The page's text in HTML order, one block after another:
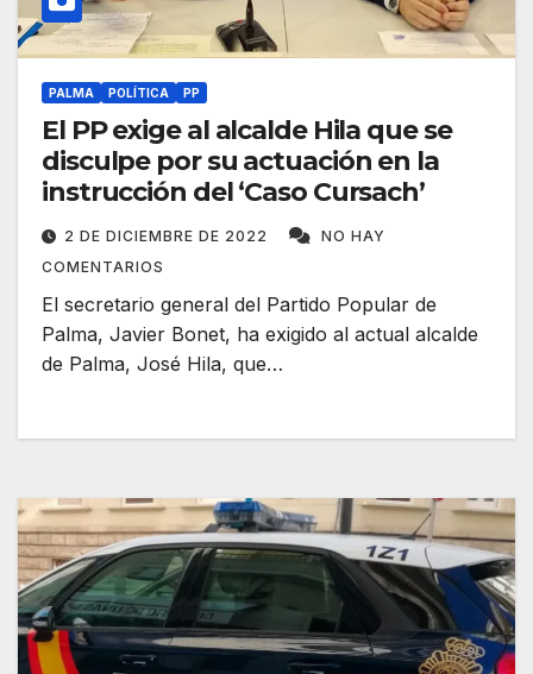
PALMA POLÍTICA PP
El PP exige al alcalde Hila que se
disculpe por su actuación en la
instrucción del ‘Caso Cursach’
2 DE DICIEMBRE DE 2022
NO HAY
COMENTARIOS
El secretario general del Partido Popular de
Palma, Javier Bonet, ha exigido al actual alcalde
de Palma, José Hila, que…